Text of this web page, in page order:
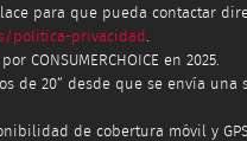
para que pueda contactar
politica-privacidad.
CONSUMERCHOICE en 2025.
de 20” desde que se envía
de cobertura móvil y